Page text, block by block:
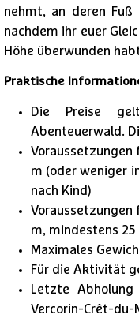
nehmt, an deren
nachdem ihr euer
Höhe überwunden
Praktische
Die Preise
Abenteuerwald.
Voraussetzungen
m (oder weniger
nach Kind)
Voraussetzungen
m, mindestens 25
Maximales
Für die Aktivität
Letzte
Vercorin-Crêt-du-